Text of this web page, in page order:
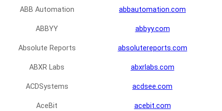
ABB Automation abbautomation.com
ABBYY abbyy.com
Absolute Reports absolutereports.com
ABXR Labs abxrlabs.com
ACDSystems acdsee.com
AceBit acebit.com